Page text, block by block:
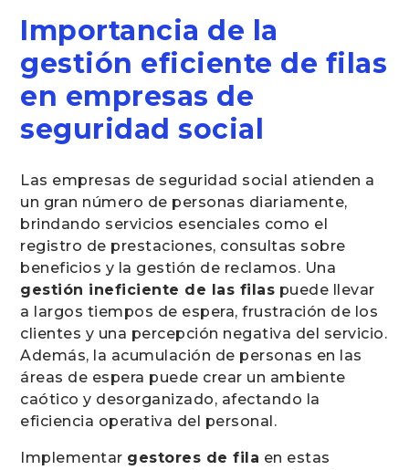
Importancia de la
gestión eficiente de filas
en empresas de
seguridad social
Las empresas de seguridad social atienden a
un gran número de personas diariamente,
brindando servicios esenciales como el
registro de prestaciones, consultas sobre
beneficios y la gestión de reclamos. Una
gestión ineficiente de las filas puede llevar
a largos tiempos de espera, frustración de los
clientes y una percepción negativa del servicio.
Además, la acumulación de personas en las
áreas de espera puede crear un ambiente
caótico y desorganizado, afectando la
eficiencia operativa del personal.
Implementar gestores de fila en estas